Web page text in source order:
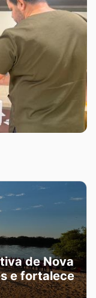
de Nova
e fortalece